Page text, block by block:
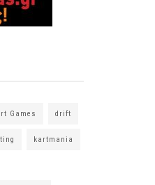
Games drift
kartmania